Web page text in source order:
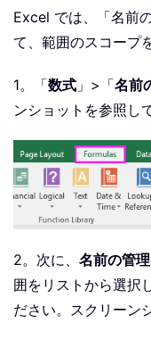
Excel では、「名前
て、範囲のスコープ
1。「数式 」>「名前
ンショットを参照し
2。次に、 名前の管理
囲をリストから選択
ださい。スクリーン